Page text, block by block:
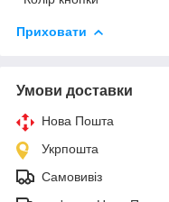
Приховати
Умови доставки
Нова Пошта
Укрпошта
Самовивіз